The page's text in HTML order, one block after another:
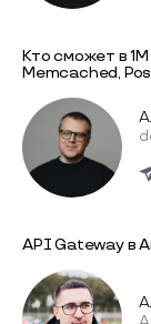
Кто сможет в
Memcached,
API Gateway в